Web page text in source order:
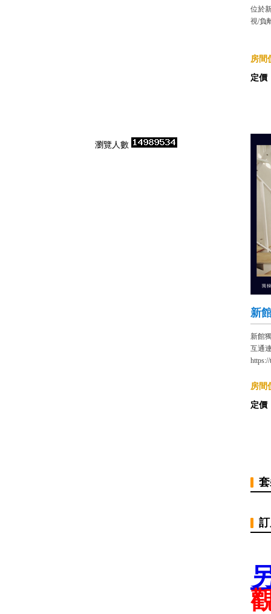
瀏覽人數
位於
視/負
房間
定價
新
新館
互通
房間
定價